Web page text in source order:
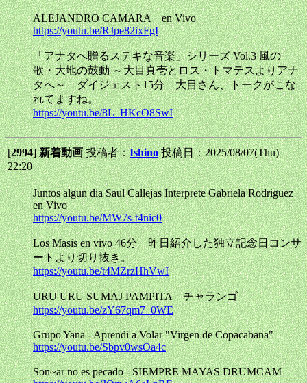
ALEJANDRO CAMARA en Vivo
https://youtu.be/RJpe82ixFgI
「アナタへ贈るステキな音楽」シリーズ Vol.3 風の
歌・大地の鼓動 ～大目真壱とロス・トマテスよりアナ
タへ～ ダイジェスト15分 大目さん、トークがこな
れてますね。
https://youtu.be/8L_HKcO8SwI
[2994]新着動画投稿者：Ishino 投稿日：2025/08/07(Thu)
22:20
Juntos algun dia Saul Callejas Interprete Gabriela Rodriguez
en Vivo
https://youtu.be/MW7s-t4nic0
Los Masis en vivo 46分 昨日紹介した独立記念日コンサ
ートより切り抜き。
https://youtu.be/t4MZrzHhVwI
URU URU SUMAJ PAMPITA チャランゴ
https://youtu.be/zY67qm7_0WE
Grupo Yana - Aprendi a Volar "Virgen de Copacabana"
https://youtu.be/Sbpv0wsOa4c
Son~ar no es pecado - SIEMPRE MAYAS DRUMCAM